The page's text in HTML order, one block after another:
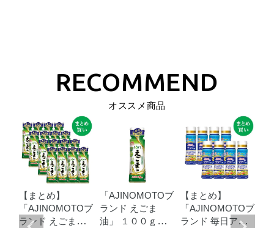
オススメ商品
【まとめ】
「AJINOMOTOブ
ランド えごま
「AJINOMOTOブ
ランド えごま
油」
１００ｇ鮮
【まとめ】
「AJINOMOTOブ
ランド毎日アマ